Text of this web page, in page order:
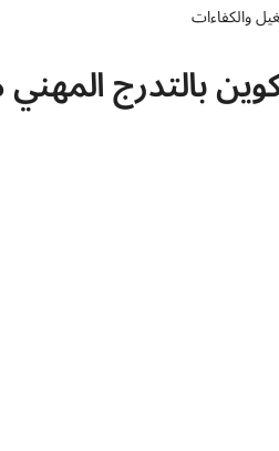
والكفاءات
بالتدرج